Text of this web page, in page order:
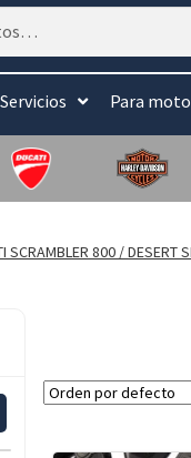
Servicios Para
SCRAMBLER 800 / DESERT